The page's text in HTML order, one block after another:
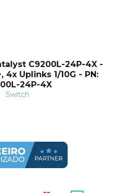
C9200L-24P-4X -
4x Uplinks 1/10G - PN:
24P-4X
Switch